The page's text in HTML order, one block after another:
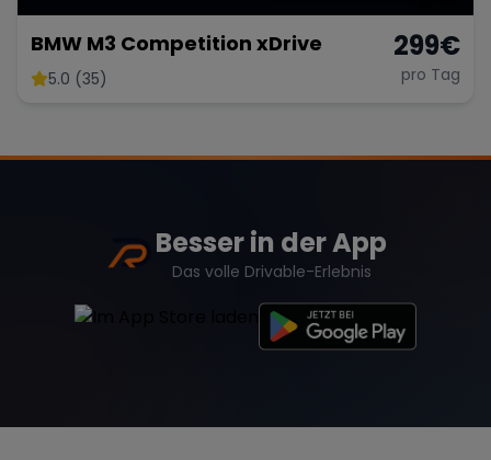
BMW M3 Competition xDrive
5.0 (35)
299€
pro Tag
Besser in der App
Das volle Drivable-Erlebnis